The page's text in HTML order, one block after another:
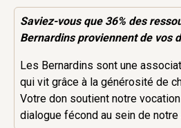
Saviez-vous que 36% des
Bernardins proviennent de vos
Les Bernardins sont une
qui vit grâce à la générosité de
Votre don soutient notre
dialogue fécond au sein de